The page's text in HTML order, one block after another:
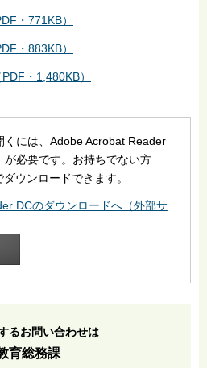
・771KB）
・883KB）
・1,480KB）
くには、Adobe Acrobat Reader
必要です。お持ちでない方
ウンロードできます。
DCのダウンロードへ（外部サ
るお問い合わせは
育総務課